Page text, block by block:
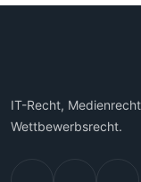
IT-Recht,
Wettbewerbsrecht.